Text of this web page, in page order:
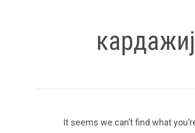
It seems we can’t find what